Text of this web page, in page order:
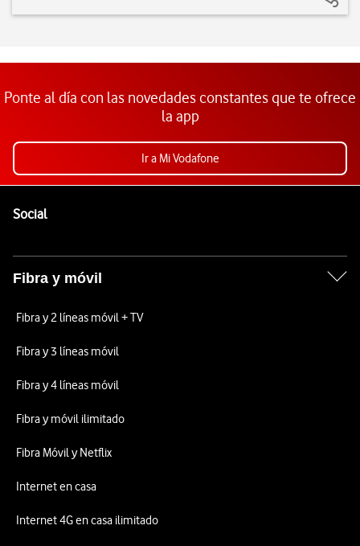
Ponte al día con las novedades constantes que te ofrece
la app
Ir a Mi Vodafone
SocialEnlaces a las redes sociales de Vodafone
Fibra y móvil
Fibra y 2 líneas móvil + TV
Fibra y 3 líneas móvil
Fibra y 4 líneas móvil
Fibra y móvil ilimitado
Fibra Móvil y Netflix
Internet en casa
Internet 4G en casa ilimitado